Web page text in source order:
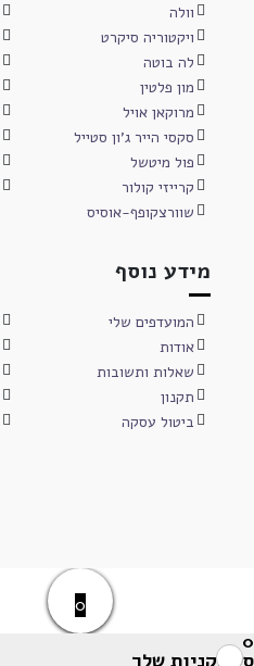
וולה
ויקטוריה סיקרט
לה בוטה
מון פלטין
מרוקאן אויל
סקסי הייר ג'ון סטייל
פול מיטשל
קרייזי קולור
שוורצקופף-אוסיס
מידע נוסף
המועדפים שלי
אודות
שאלות ותשובות
תקנון
ביטול עסקה
0
0